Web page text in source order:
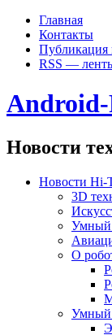
Главная
Контакты
Публикация
RSS —
Новости
Новости Hi-
3D
Умный
О
Умный